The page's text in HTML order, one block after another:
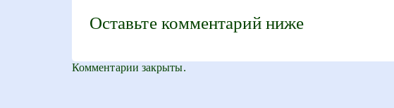
Оставьте комментарий ниже
Комментарии закрыты.